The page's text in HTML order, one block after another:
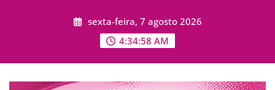
sexta-feira, 7 agosto 2026
4:35:01 AM